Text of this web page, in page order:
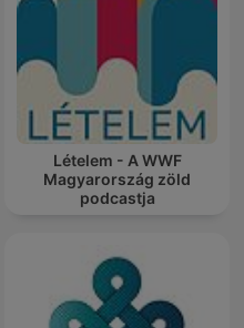
Lételem - A WWF
Magyarország zöld
podcastja